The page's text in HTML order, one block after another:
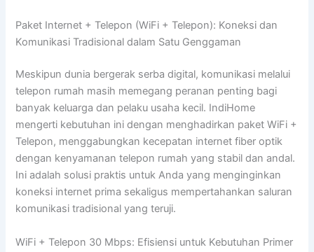
Paket Internet + Telepon (WiFi + Telepon): Koneksi dan
Komunikasi Tradisional dalam Satu Genggaman
Meskipun dunia bergerak serba digital, komunikasi melalui
telepon rumah masih memegang peranan penting bagi
banyak keluarga dan pelaku usaha kecil. IndiHome
mengerti kebutuhan ini dengan menghadirkan paket WiFi +
Telepon, menggabungkan kecepatan internet fiber optik
dengan kenyamanan telepon rumah yang stabil dan andal.
Ini adalah solusi praktis untuk Anda yang menginginkan
koneksi internet prima sekaligus mempertahankan saluran
komunikasi tradisional yang teruji.
WiFi + Telepon 30 Mbps: Efisiensi untuk Kebutuhan Primer